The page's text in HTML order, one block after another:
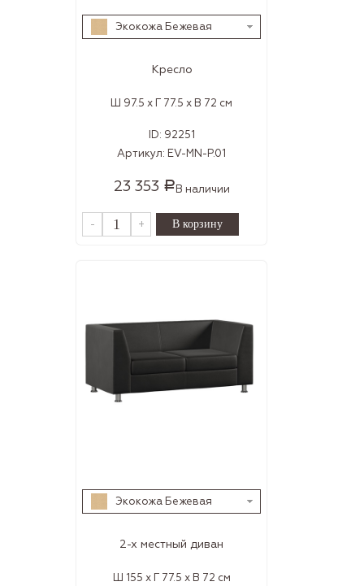
Экокожа Бежевая
Кресло
Ш 97.5 x Г 77.5 x В 72 см
ID: 92251
Артикул: EV-MN-P.01
23 353 Р В наличии
- +
Экокожа Бежевая
2-х местный диван
Ш 155 x Г 77.5 x В 72 см